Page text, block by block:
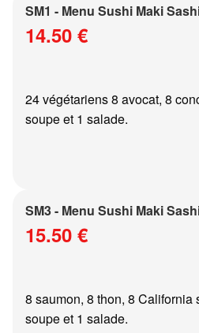
SM1 - Menu Sushi Maki
14.50 €
24 végétariens 8 avocat, 8
soupe et 1 salade.
SM3 - Menu Sushi Maki
15.50 €
8 saumon, 8 thon, 8 California
soupe et 1 salade.